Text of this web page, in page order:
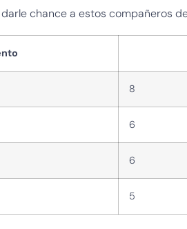
darle chance a estos compañeros
8
6
6
5